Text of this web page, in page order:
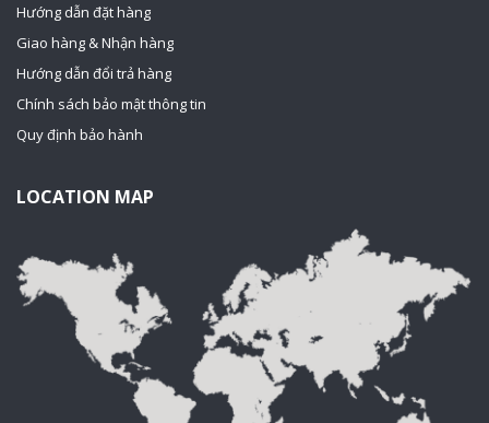
Hướng dẫn đặt hàng
Giao hàng & Nhận hàng
Hướng dẫn đổi trả hàng
Chính sách bảo mật thông tin
Quy định bảo hành
LOCATION MAP